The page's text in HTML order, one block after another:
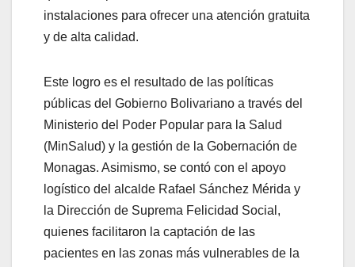
instalaciones para ofrecer una atención gratuita
y de alta calidad.
Este logro es el resultado de las políticas
públicas del Gobierno Bolivariano a través del
Ministerio del Poder Popular para la Salud
(MinSalud) y la gestión de la Gobernación de
Monagas. Asimismo, se contó con el apoyo
logístico del alcalde Rafael Sánchez Mérida y
la Dirección de Suprema Felicidad Social,
quienes facilitaron la captación de las
pacientes en las zonas más vulnerables de la